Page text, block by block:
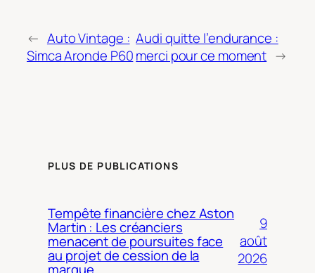
← Auto Vintage :
Simca Aronde P60
Audi quitte l’endurance :
merci pour ce moment →
PLUS DE PUBLICATIONS
Tempête financière chez Aston
Martin : Les créanciers
menacent de poursuites face
au projet de cession de la
marque
9
août
2026